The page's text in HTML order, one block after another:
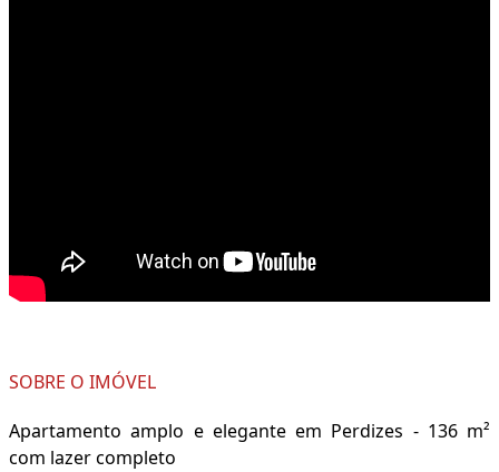
SOBRE O IMÓVEL
Apartamento amplo e elegante em Perdizes - 136 m²
com lazer completo